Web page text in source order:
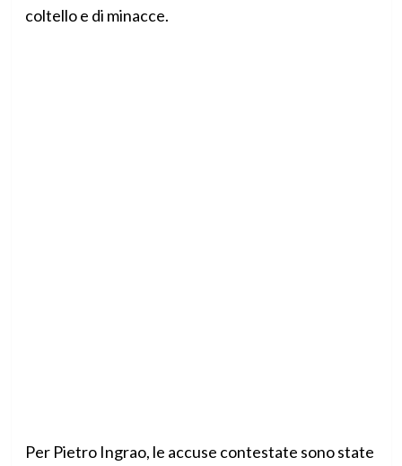
coltello e di minacce.
Per Pietro Ingrao, le accuse contestate sono state